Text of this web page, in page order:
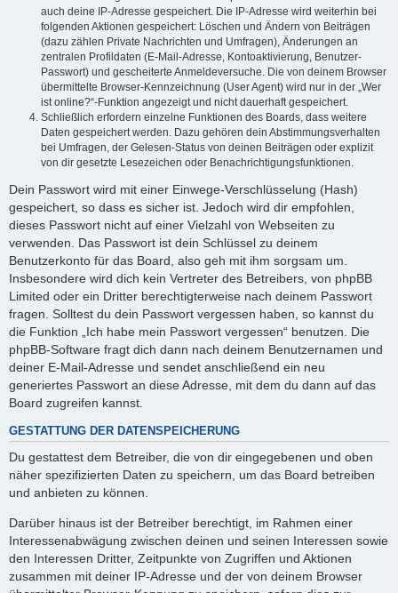
auch deine IP-Adresse gespeichert. Die IP-Adresse wird weiterhin bei
folgenden Aktionen gespeichert: Löschen und Ändern von Beiträgen
(dazu zählen Private Nachrichten und Umfragen), Änderungen an
zentralen Profildaten (E-Mail-Adresse, Kontoaktivierung, Benutzer-
Passwort) und gescheiterte Anmeldeversuche. Die von deinem Browser
übermittelte Browser-Kennzeichnung (User Agent) wird nur in der „Wer
ist online?“-Funktion angezeigt und nicht dauerhaft gespeichert.
Schließlich erfordern einzelne Funktionen des Boards, dass weitere
Daten gespeichert werden. Dazu gehören dein Abstimmungsverhalten
bei Umfragen, der Gelesen-Status von deinen Beiträgen oder explizit
von dir gesetzte Lesezeichen oder Benachrichtigungsfunktionen.
Dein Passwort wird mit einer Einwege-Verschlüsselung (Hash)
gespeichert, so dass es sicher ist. Jedoch wird dir empfohlen,
dieses Passwort nicht auf einer Vielzahl von Webseiten zu
verwenden. Das Passwort ist dein Schlüssel zu deinem
Benutzerkonto für das Board, also geh mit ihm sorgsam um.
Insbesondere wird dich kein Vertreter des Betreibers, von phpBB
Limited oder ein Dritter berechtigterweise nach deinem Passwort
fragen. Solltest du dein Passwort vergessen haben, so kannst du
die Funktion „Ich habe mein Passwort vergessen“ benutzen. Die
phpBB-Software fragt dich dann nach deinem Benutzernamen und
deiner E-Mail-Adresse und sendet anschließend ein neu
generiertes Passwort an diese Adresse, mit dem du dann auf das
Board zugreifen kannst.
GESTATTUNG DER DATENSPEICHERUNG
Du gestattest dem Betreiber, die von dir eingegebenen und oben
näher spezifizierten Daten zu speichern, um das Board betreiben
und anbieten zu können.
Darüber hinaus ist der Betreiber berechtigt, im Rahmen einer
Interessenabwägung zwischen deinen und seinen Interessen sowie
den Interessen Dritter, Zeitpunkte von Zugriffen und Aktionen
zusammen mit deiner IP-Adresse und der von deinem Browser